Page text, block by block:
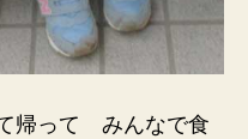
帰って みんなで食